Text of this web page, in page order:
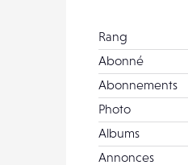
Rang
Abonné
Abonnements
Photo
Albums
Annonces